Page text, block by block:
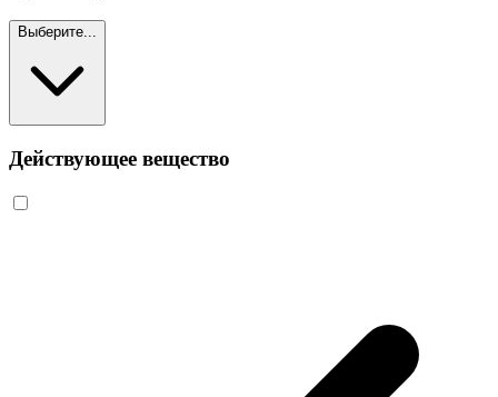
Выберите...
Действующее вещество